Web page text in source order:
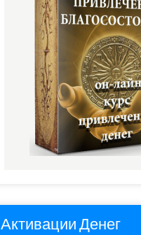
Активации Денег